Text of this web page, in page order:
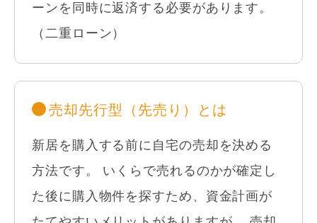
ーンを同時に返済する必要があります。
（二重ローン）
売却先行型（先売り）とは
新居を購入する前に自宅の売却を決める
方法です。
いくらで売れるのかが確定し
た後に購入物件を探すため、資金計画が